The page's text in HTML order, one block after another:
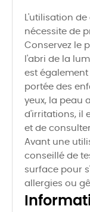
L'utilisation
nécessite de
Conservez le
l'abri de la
est
portée des
yeux, la peau
d'irritations, il
et de
Avant une
conseillé de
surface pour
allergies ou